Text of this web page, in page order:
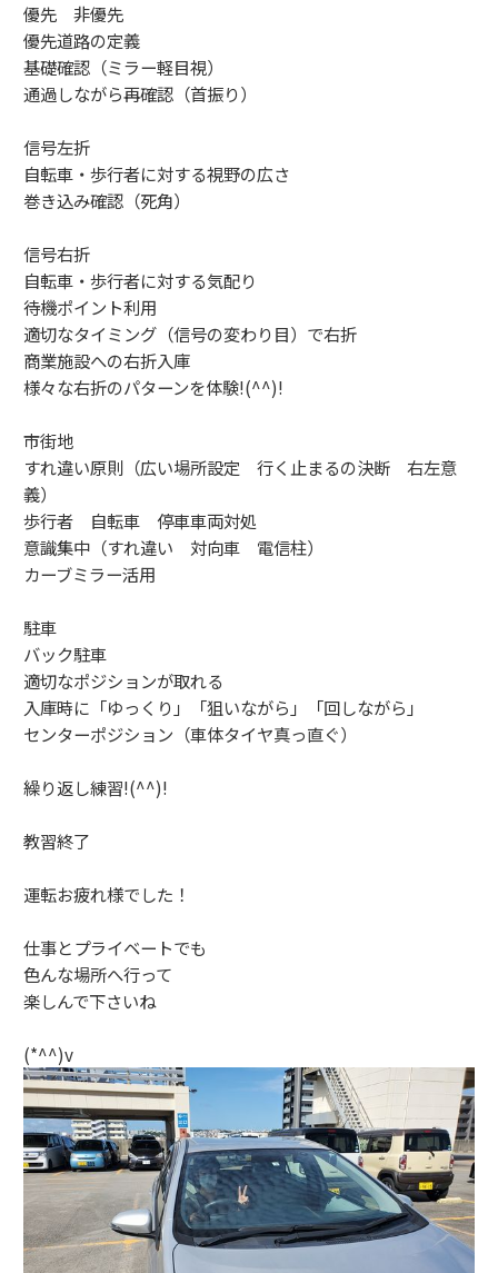
優先 非優先
優先道路の定義
基礎確認（ミラー軽目視）
通過しながら再確認（首振り）
信号左折
自転車・歩行者に対する視野の広さ
巻き込み確認（死角）
信号右折
自転車・歩行者に対する気配り
待機ポイント利用
適切なタイミング（信号の変わり目）で右折
商業施設への右折入庫
様々な右折のパターンを体験!(^^)!
市街地
すれ違い原則（広い場所設定 行く止まるの決断 右左意
義）
歩行者 自転車 停車車両対処
意識集中（すれ違い 対向車 電信柱）
カーブミラー活用
駐車
バック駐車
適切なポジションが取れる
入庫時に「ゆっくり」「狙いながら」「回しながら」
センターポジション（車体タイヤ真っ直ぐ）
繰り返し練習!(^^)!
教習終了
運転お疲れ様でした！
仕事とプライベートでも
色んな場所へ行って
楽しんで下さいね
(*^^)v